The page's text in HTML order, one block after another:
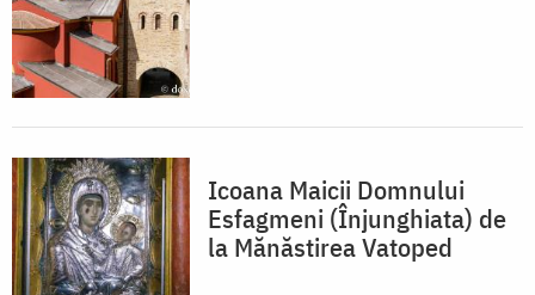
Icoana Maicii Domnului
Esfagmeni (Înjunghiata) de
la Mănăstirea Vatoped